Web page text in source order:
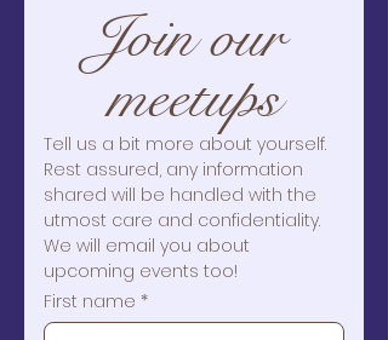
Join our
meetups
Tell us a bit more about yourself.
Rest assured, any information
shared will be handled with the
utmost care and confidentiality.
We will email you about
upcoming events too!
First name *